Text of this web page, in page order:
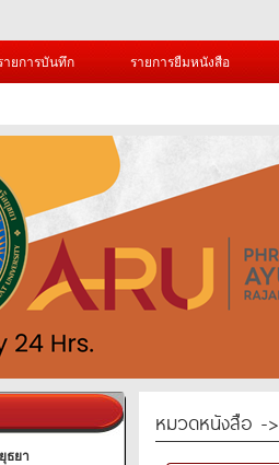
ายการบันทึก รายการยืมหนังสือ
ธยา
หมวดหนังสือ ->